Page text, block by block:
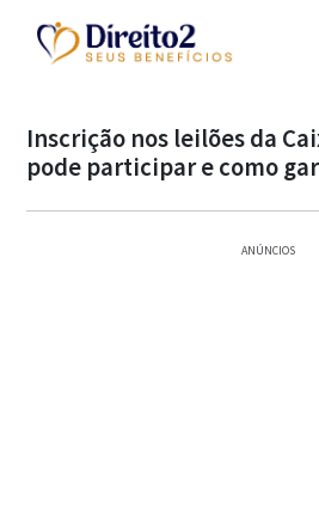
Inscrição nos leilões da
pode participar e como
ANÚNCIOS